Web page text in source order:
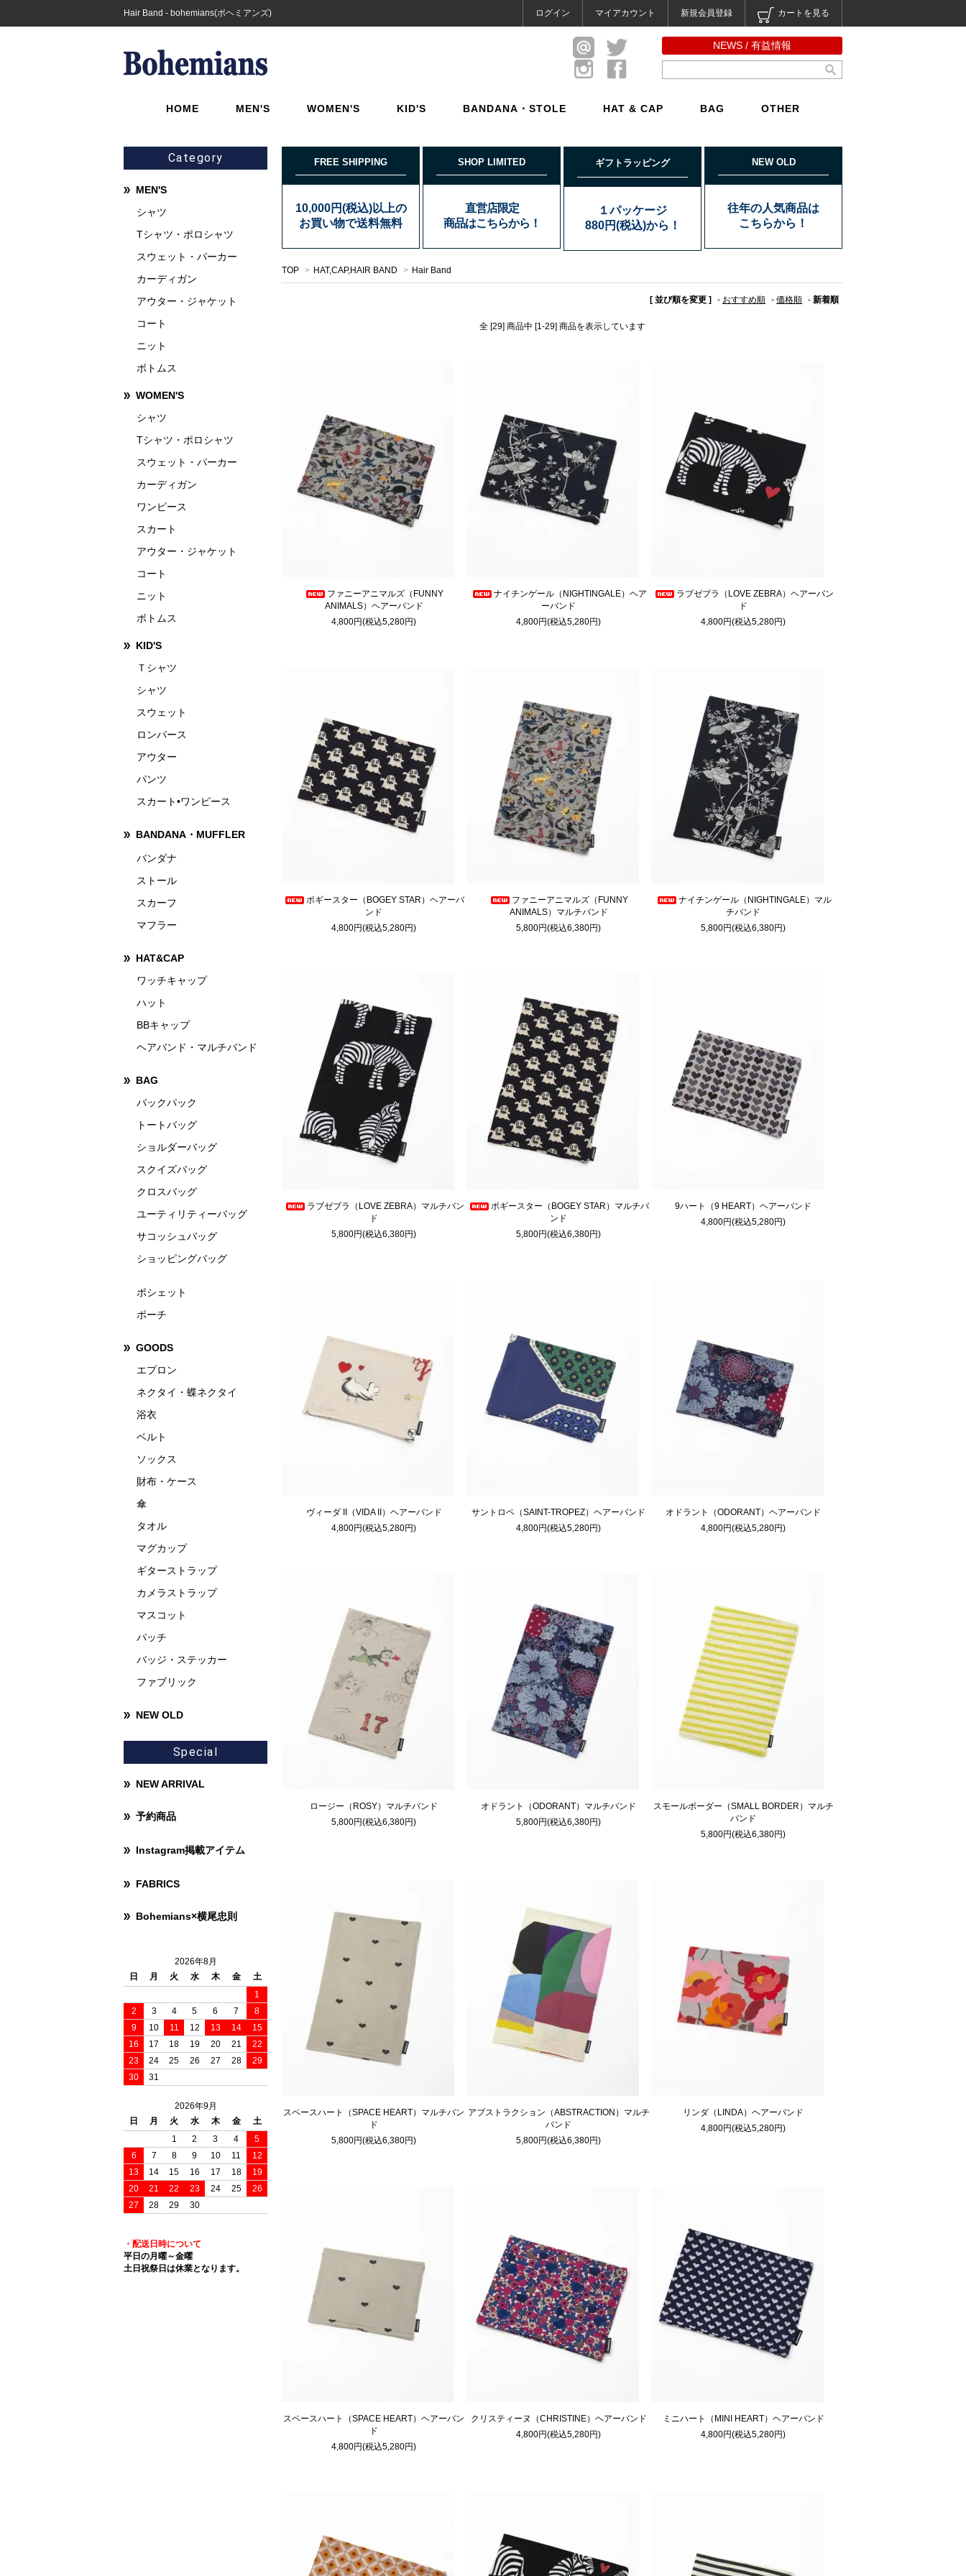
Hair Band - bohemians(ボヘミアンズ) ログイン マイアカウント 新規会員登録 カートを見る
NEWS / 有益情報
HOME MEN'S WOMEN'S KID'S BANDANA・STOLE HAT & CAP BAG OTHER
FREE SHIPPING
10,000円(税込)以上の
お買い物で送料無料
SHOP LIMITED
直営店限定
商品はこちらから！
ギフトラッピング
１パッケージ
880円(税込)から！
NEW OLD
往年の人気商品は
こちらから！
TOP > HAT,CAP,HAIR BAND > Hair Band
[ 並び順を変更 ] - おすすめ順 - 価格順 - 新着順
全 [29] 商品中 [1-29] 商品を表示しています
ファニーアニマルズ（FUNNY
ANIMALS）ヘアーバンド
4,800円(税込5,280円)
ナイチンゲール（NIGHTINGALE）ヘア
ーバンド
4,800円(税込5,280円)
ラブゼブラ（LOVE ZEBRA）ヘアーバン
ド
4,800円(税込5,280円)
ボギースター（BOGEY STAR）ヘアーバ
ンド
4,800円(税込5,280円)
ファニーアニマルズ（FUNNY
ANIMALS）マルチバンド
5,800円(税込6,380円)
ナイチンゲール（NIGHTINGALE）マル
チバンド
5,800円(税込6,380円)
ラブゼブラ（LOVE ZEBRA）マルチバン
ド
5,800円(税込6,380円)
ボギースター（BOGEY STAR）マルチバ
ンド
5,800円(税込6,380円)
9ハート（9 HEART）ヘアーバンド
4,800円(税込5,280円)
ヴィーダ II（VIDA II）ヘアーバンド
4,800円(税込5,280円)
サントロペ（SAINT-TROPEZ）ヘアーバンド
4,800円(税込5,280円)
オドラント（ODORANT）ヘアーバンド
4,800円(税込5,280円)
ロージー（ROSY）マルチバンド
5,800円(税込6,380円)
オドラント（ODORANT）マルチバンド
5,800円(税込6,380円)
スモールボーダー（SMALL BORDER）マルチ
バンド
5,800円(税込6,380円)
スペースハート（SPACE HEART）マルチバン
ド
5,800円(税込6,380円)
アブストラクション（ABSTRACTION）マルチ
バンド
5,800円(税込6,380円)
リンダ（LINDA）ヘアーバンド
4,800円(税込5,280円)
スペースハート（SPACE HEART）ヘアーバン
ド
4,800円(税込5,280円)
クリスティーヌ（CHRISTINE）ヘアーバンド
4,800円(税込5,280円)
ミニハート（MINI HEART）ヘアーバンド
4,800円(税込5,280円)
Category
MEN'S
シャツ
Tシャツ・ポロシャツ
スウェット・パーカー
カーディガン
アウター・ジャケット
コート
ニット
ボトムス
WOMEN'S
シャツ
Tシャツ・ポロシャツ
スウェット・パーカー
カーディガン
ワンピース
スカート
アウター・ジャケット
コート
ニット
ボトムス
KID'S
Ｔシャツ
シャツ
スウェット
ロンパース
アウター
パンツ
スカート•ワンピース
BANDANA・MUFFLER
バンダナ
ストール
スカーフ
マフラー
HAT&CAP
ワッチキャップ
ハット
BBキャップ
ヘアバンド・マルチバンド
BAG
バックパック
トートバッグ
ショルダーバッグ
スクイズバッグ
クロスバッグ
ユーティリティーバッグ
サコッシュバッグ
ショッピングバッグ
ポシェット
ポーチ
GOODS
エプロン
ネクタイ・蝶ネクタイ
浴衣
ベルト
ソックス
財布・ケース
傘
タオル
マグカップ
ギターストラップ
カメラストラップ
マスコット
パッチ
バッジ・ステッカー
ファブリック
NEW OLD
Special
NEW ARRIVAL
予約商品
Instagram掲載アイテム
FABRICS
Bohemians×横尾忠則
2026年8月
日
月 火 水 木 金
土
1
2
3 4 5 6 7
8
9
10 11 12 13 14
15
16
17 18 19 20 21
22
23
24 25 26 27 28
29
30
31
2026年9月
日
月 火 水 木 金
土
1
2 3 4
5
6
7 8 9 10 11
12
13
14 15 16 17 18
19
20
21 22 23 24 25
26
27
28 29 30
・配送日時について
平日の月曜～金曜
土日祝祭日は休業となります。